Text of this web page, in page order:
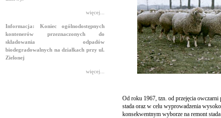
więcej...
Informacja: Koniec ogólnodostępnych
kontenerów przeznaczonych do
składowania odpadów
biodegradowalnych na działkach przy ul.
Zielonej
więcej...
Od roku 1967, tzn. od przejęcia owczarni
stada oraz w celu wyprowadzenia
konsekwentnym wyborze na remont